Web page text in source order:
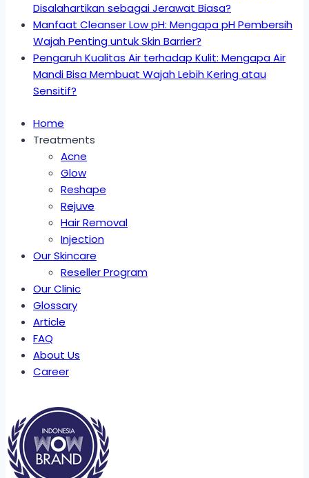
Disalahartikan sebagai Jerawat Biasa?
Manfaat Cleanser Low pH: Mengapa pH Pembersih
Wajah Penting untuk Skin Barrier?
Pengaruh Kualitas Air terhadap Kulit: Mengapa Air
Mandi Bisa Membuat Wajah Lebih Kering atau
Sensitif?
Home
Treatments
Acne
Glow
Reshape
Rejuve
Hair Removal
Injection
Our Skincare
Reseller Program
Our Clinic
Glossary
Article
FAQ
About Us
Career